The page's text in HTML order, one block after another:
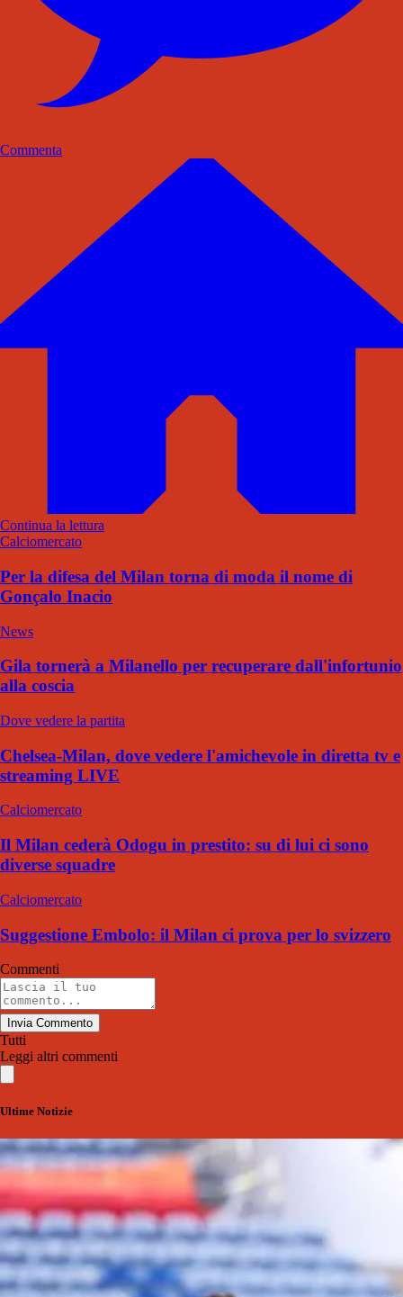
Commenta
Continua la lettura
Calciomercato
Per la difesa del Milan torna di moda il nome di
Gonçalo Inacio
News
Gila tornerà a Milanello per recuperare dall'infortunio
alla coscia
Dove vedere la partita
Chelsea-Milan, dove vedere l'amichevole in diretta tv e
streaming LIVE
Calciomercato
Il Milan cederà Odogu in prestito: su di lui ci sono
diverse squadre
Calciomercato
Suggestione Embolo: il Milan ci prova per lo svizzero
Commenti
Invia Commento
Tutti
Leggi altri commenti
Ultime Notizie